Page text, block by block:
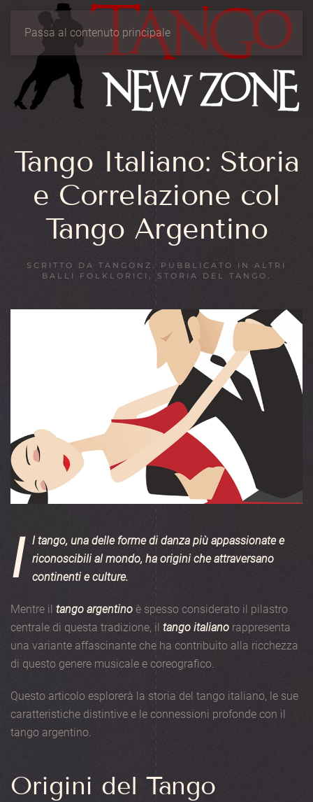
Passa al contenuto principale
Tango Italiano: Storia
e Correlazione col
Tango Argentino
SCRITTO DA TANGONZ . PUBBLICATO IN ALTRI
BALLI FOLKLORICI
STORIA DEL TANGO
I l tango, una delle forme di danza più appassionate e
riconoscibili al mondo, ha origini che attraversano
continenti e culture.
Mentre il tango argentino è spesso considerato il pilastro
centrale di questa tradizione, il tango italiano rappresenta
una variante affascinante che ha contribuito alla ricchezza
di questo genere musicale e coreografico.
Questo articolo esplorerà la storia del tango italiano, le sue
caratteristiche distintive e le connessioni profonde con il
tango argentino.
Origini del Tango